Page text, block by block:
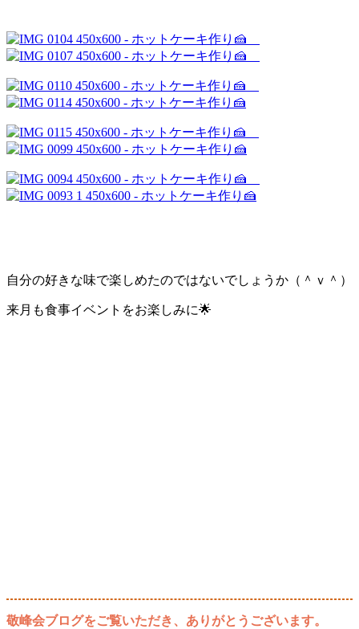
自分の好きな味で楽しめたのではないでしょうか（＾ｖ＾）
来月も食事イベントをお楽しみに🌟
敬峰会ブログをご覧いただき、ありがとうございます。